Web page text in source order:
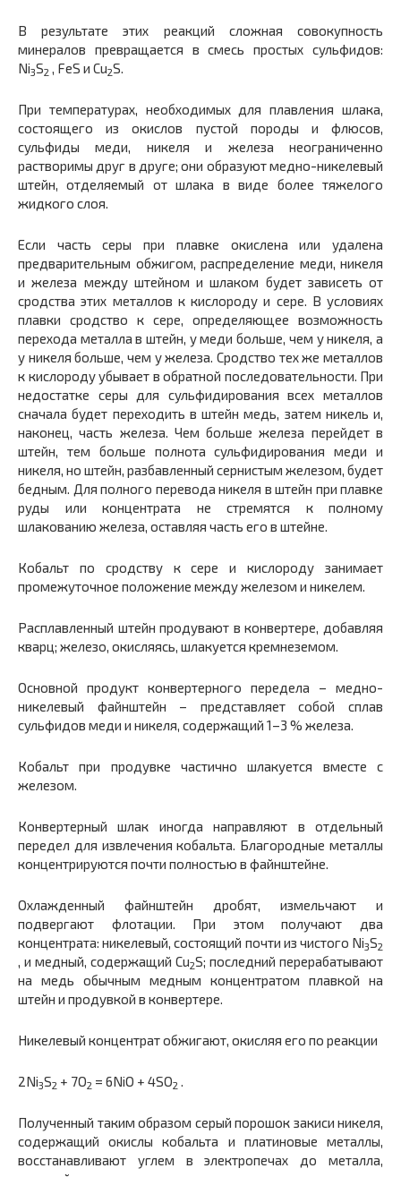
В результате этих реакций сложная совокупность
минералов превращается в смесь простых сульфидов:
Ni3S2 , FeS и Cu2S.
При температурах, необходимых для плавления шлака,
состоящего из окислов пустой породы и флюсов,
сульфиды меди, никеля и железа неограниченно
растворимы друг в друге; они образуют медно-никелевый
штейн, отделяемый от шлака в виде более тяжелого
жидкого слоя.
Если часть серы при плавке окислена или удалена
предварительным обжигом, распределение меди, никеля
и железа между штейном и шлаком будет зависеть от
сродства этих металлов к кислороду и сере. В условиях
плавки сродство к сере, определяющее возможность
перехода металла в штейн, у меди больше, чем у никеля, а
у никеля больше, чем у железа. Сродство тех же металлов
к кислороду убывает в обратной последовательности. При
недостатке серы для сульфидирования всех металлов
сначала будет переходить в штейн медь, затем никель и,
наконец, часть железа. Чем больше железа перейдет в
штейн, тем больше полнота сульфидирования меди и
никеля, но штейн, разбавленный сернистым железом, будет
бедным. Для полного перевода никеля в штейн при плавке
руды или концентрата не стремятся к полному
шлакованию железа, оставляя часть его в штейне.
Кобальт по сродству к сере и кислороду занимает
промежуточное положение между железом и никелем.
Расплавленный штейн продувают в конвертере, добавляя
кварц; железо, окисляясь, шлакуется кремнеземом.
Основной продукт конвертерного передела – медно-
никелевый файнштейн – представляет собой сплав
сульфидов меди и никеля, содержащий 1–3 % железа.
Кобальт при продувке частично шлакуется вместе с
железом.
Конвертерный шлак иногда направляют в отдельный
передел для извлечения кобальта. Благородные металлы
концентрируются почти полностью в файнштейне.
Охлажденный файнштейн дробят, измельчают и
подвергают флотации. При этом получают два
концентрата: никелевый, состоящий почти из чистого Ni3S2
, и медный, содержащий Cu2S; последний перерабатывают
на медь обычным медным концентратом плавкой на
штейн и продувкой в конвертере.
Никелевый концентрат обжигают, окисляя его по реакции
2Ni3S2 + 7O2 = 6NiO + 4SO2 .
Полученный таким образом серый порошок закиси никеля,
содержащий окислы кобальта и платиновые металлы,
восстанавливают углем в электропечах до металла,